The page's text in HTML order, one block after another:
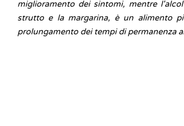
miglioramento dei sintomi, mentre
strutto e la margarina, è un alimento
prolungamento dei tempi di permanenza